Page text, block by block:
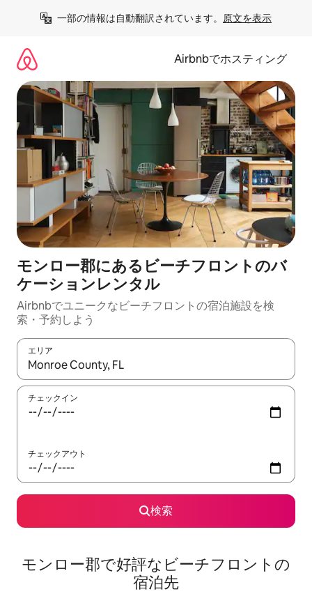
一部の情報は自動翻訳されています。 原文を表示
Airbnbでホスティング
モンロー郡にあるビーチフロントのバ
ケーションレンタル
Airbnbでユニークなビーチフロントの宿泊施設を検
索・予約しよう
エリア
検索結果が表示されたら、上下の矢印キーを使って移動するか
チェックイン
チェックアウト
検索
モンロー郡で好評なビーチフロントの
宿泊先